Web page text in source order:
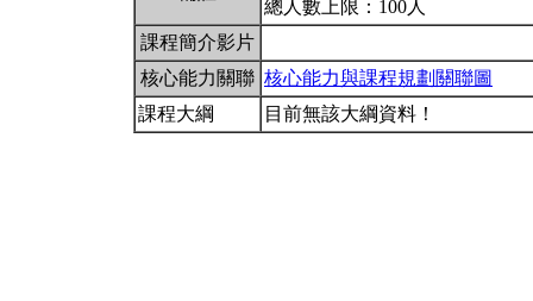
總人數上限：100人
課程簡介影片
核心能力關聯 核心能力與課程規劃關聯圖
課程大綱
目前無該大綱資料！